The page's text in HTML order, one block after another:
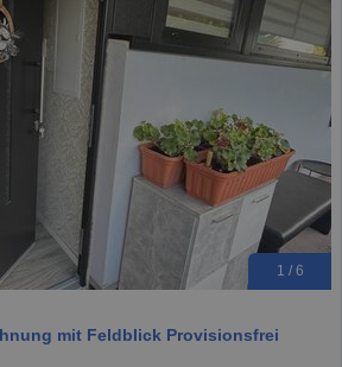
1 / 6
mit Feldblick Provisionsfrei